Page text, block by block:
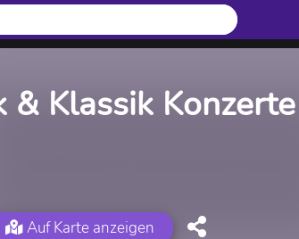
& Klassik Konzerte
Auf Karte anzeigen